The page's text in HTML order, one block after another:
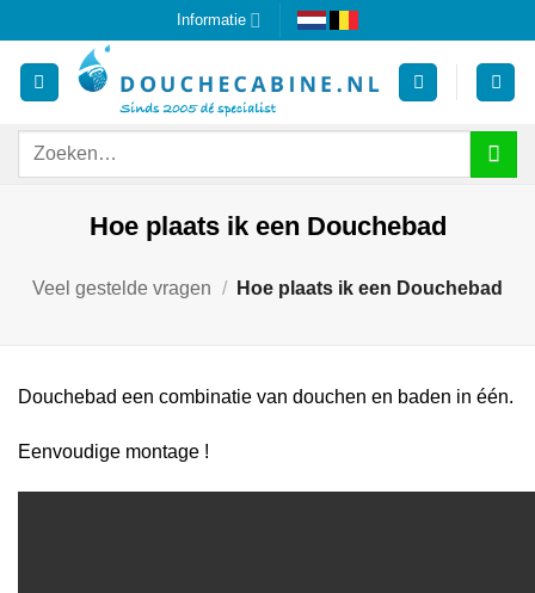
naar
inhoud
Informatie
Zoeken
Hoe plaats ik een Douchebad
Veel gestelde vragen / Hoe plaats ik een Douchebad
Douchebad een combinatie van douchen en baden in één.
Eenvoudige montage !